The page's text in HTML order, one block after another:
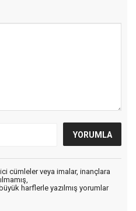
cümleler veya imalar, inançlara
harflerle yazılmış yorumlar